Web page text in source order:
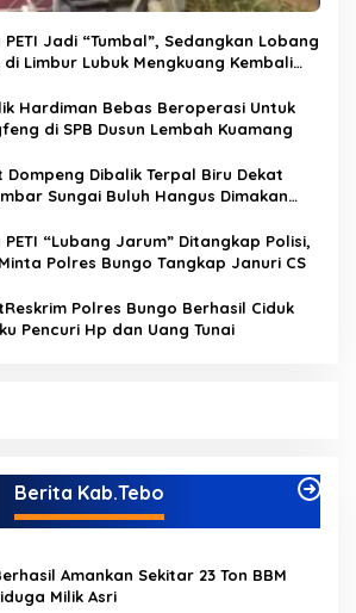
PETI Jadi “Tumbal”, Sedangkan Lobang
di Limbur Lubuk Mengkuang Kembali
Hardiman Bebas Beroperasi Untuk
di SPB Dusun Lembah Kuamang
Dompeng Dibalik Terpal Biru Dekat
Sungai Buluh Hangus Dimakan
PETI “Lubang Jarum” Ditangkap Polisi,
Polres Bungo Tangkap Januri CS
Polres Bungo Berhasil Ciduk
Pencuri Hp dan Uang Tunai
Berita Kab.Tebo
Amankan Sekitar 23 Ton BBM
Milik Asri